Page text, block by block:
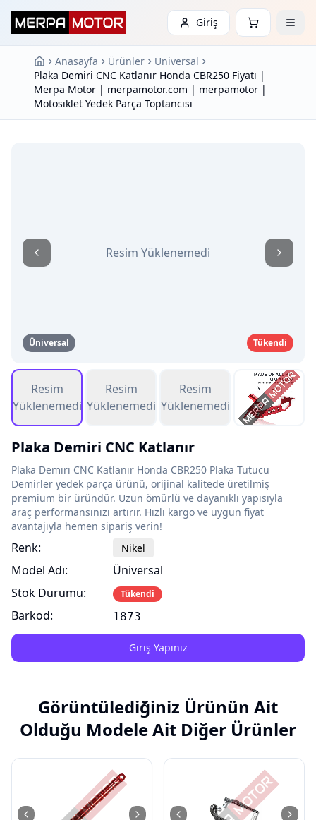
Giriş
Anasayfa Ürünler
Üniversal
Plaka Demiri CNC Katlanır Honda CBR250 Fiyatı |
Merpa Motor | merpamotor.com | merpamotor |
Motosiklet Yedek Parça Toptancısı
Üniversal Tükendi
Resim Yüklenemedi
Resim
Yüklenemedi
Resim
Yüklenemedi
Resim
Yüklenemedi
Plaka Demiri CNC Katlanır
Plaka Demiri CNC Katlanır Honda CBR250 Plaka Tutucu
Demirler yedek parça ürünü, orijinal kalitede üretilmiş
premium bir üründür. Uzun ömürlü ve dayanıklı yapısıyla
araç performansınızı artırır. Hızlı kargo ve uygun fiyat
avantajıyla hemen sipariş verin!
Renk:
Model Adı:
Stok Durumu:
Barkod:
Nikel
Üniversal
Tükendi
1873
Giriş Yapınız
Görüntülediğiniz Ürünün Ait
Olduğu Modele Ait Diğer Ürünler